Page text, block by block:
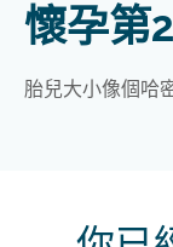
懷孕第
胎兒大小像個哈